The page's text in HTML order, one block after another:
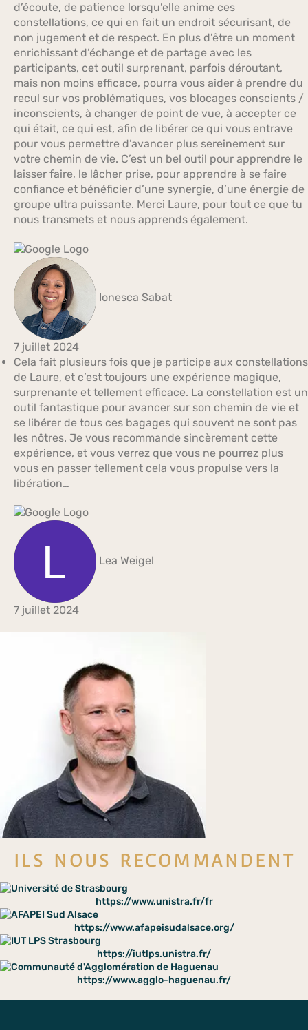
d’écoute, de patience lorsqu’elle anime ces
constellations, ce qui en fait un endroit sécurisant, de
non jugement et de respect. En plus d’être un moment
enrichissant d’échange et de partage avec les
participants, cet outil surprenant, parfois déroutant,
mais non moins efficace, pourra vous aider à prendre du
recul sur vos problématiques, vos blocages conscients /
inconscients, à changer de point de vue, à accepter ce
qui était, ce qui est, afin de libérer ce qui vous entrave
pour vous permettre d’avancer plus sereinement sur
votre chemin de vie. C’est un bel outil pour apprendre le
laisser faire, le lâcher prise, pour apprendre à se faire
confiance et bénéficier d’une synergie, d’une énergie de
groupe ultra puissante. Merci Laure, pour tout ce que tu
nous transmets et nous apprends également.
Ionesca Sabat
7 juillet 2024
Cela fait plusieurs fois que je participe aux constellations
de Laure, et c’est toujours une expérience magique,
surprenante et tellement efficace. La constellation est un
outil fantastique pour avancer sur son chemin de vie et
se libérer de tous ces bagages qui souvent ne sont pas
les nôtres. Je vous recommande sincèrement cette
expérience, et vous verrez que vous ne pourrez plus
vous en passer tellement cela vous propulse vers la
libération…
Lea Weigel
7 juillet 2024
ILS NOUS RECOMMANDENT
https://www.unistra.fr/fr
https://www.afapeisudalsace.org/
https://iutlps.unistra.fr/
https://www.agglo-haguenau.fr/